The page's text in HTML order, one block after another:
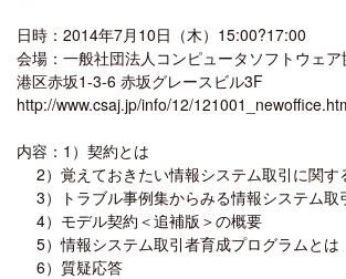
日時：2014年7月10日（木）15:00?17:00
会場：一般社団法人コンピュータソフトウェア
港区赤坂1-3-6 赤坂グレースビル3F
http://www.csaj.jp/info/12/
内容：1）契約とは
2）覚えておきたい情報システム取引に関す
3）トラブル事例集からみる情報システム取
4）モデル契約＜追補版＞の概要
5）情報システム取引者育成プログラムとは
6）質疑応答